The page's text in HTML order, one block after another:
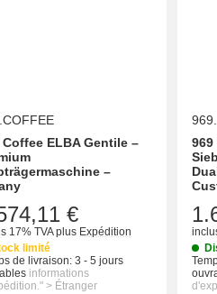
Coffee ELBA Gentile –
–
€
17% TVAplus Expédition
limité
de livraison: 3 - 5 jours
informations
> Étranger
969